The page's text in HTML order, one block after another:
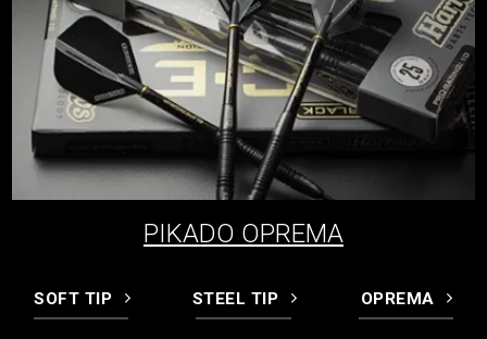
PIKADO OPREMA
SOFT TIP STEEL TIP OPREMA